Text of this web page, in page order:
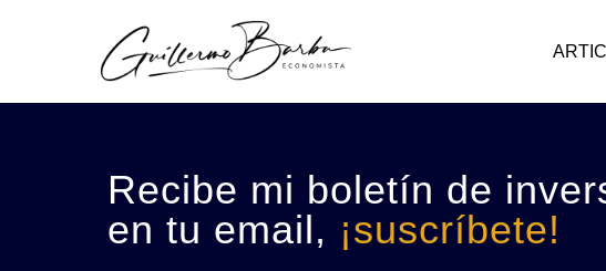
Recibe mi boletín de
en tu email, ¡suscríbete!